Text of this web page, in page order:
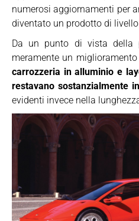
numerosi aggiornamenti per
diventato un prodotto di livello
Da un punto di vista della
meramente un
carrozzeria in alluminio e
restavano sostanzialmente
evidenti invece nella